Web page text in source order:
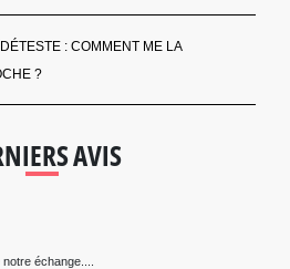
: COMMENT ME LA
?
AVIS
échange....